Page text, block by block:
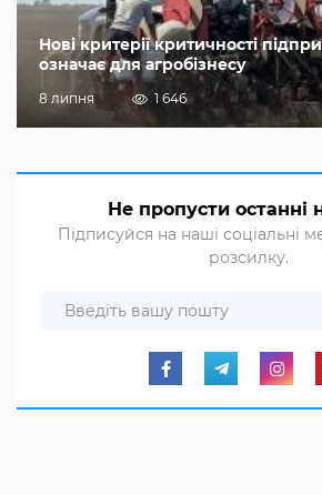
Нові критерії критичності
означає для агробізнесу
8 липня 1 646
Не пропусти останні
Підписуйся на наші соціальні
розсилку.